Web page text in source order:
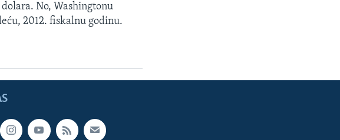
No, Washingtonu
2012. fiskalnu godinu.